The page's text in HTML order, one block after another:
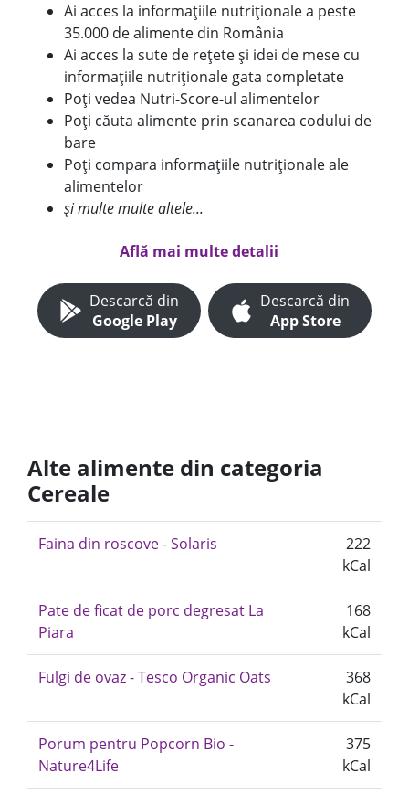
Ai acces la informațiile nutriționale a peste
35.000 de alimente din România
Ai acces la sute de rețete și idei de mese cu
informațiile nutriționale gata completate
Poți vedea Nutri-Score-ul alimentelor
Poți căuta alimente prin scanarea codului de
bare
Poți compara informațiile nutriționale ale
alimentelor
și multe multe altele...
Află mai multe detalii
Descarcă din
Google Play
Descarcă din
App Store
Alte alimente din categoria
Cereale
Faina din roscove - Solaris
222
kCal
Pate de ficat de porc degresat La
Piara
168
kCal
Fulgi de ovaz - Tesco Organic Oats
368
kCal
Porum pentru Popcorn Bio -
Nature4Life
375
kCal